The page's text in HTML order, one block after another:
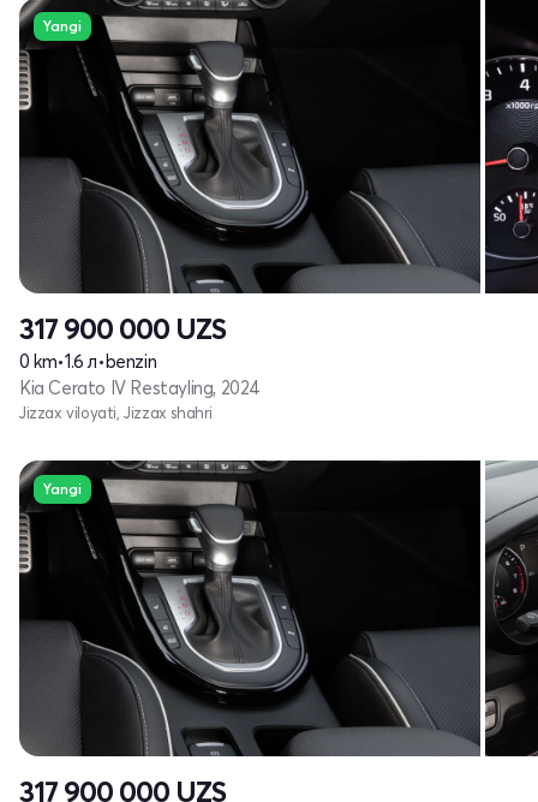
Yangi
317 900 000 UZS
0 km•1.6 л•benzin
Kia Cerato IV Restayling, 2024
Jizzax viloyati, Jizzax shahri
Yangi
317 900 000 UZS